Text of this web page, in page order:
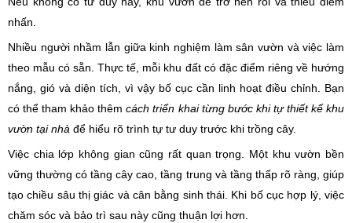
nhấn.
Nhiều người nhầm lẫn giữa kinh nghiệm làm sân vườn và việc làm
theo mẫu có sẵn. Thực tế, mỗi khu đất có đặc điểm riêng về hướng
nắng, gió và diện tích, vì vậy bố cục cần linh hoạt điều chỉnh. Bạn
có thể tham khảo thêmcách triển khai từng bước khi tự thiết kế khu
vườn tại nhà để hiểu rõ trình tự tư duy trước khi trồng cây.
Việc chia lớp không gian cũng rất quan trọng. Một khu vườn bền
vững thường có tầng cây cao, tầng trung và tầng thấp rõ ràng, giúp
tạo chiều sâu thị giác và cân bằng sinh thái. Khi bố cục hợp lý, việc
chăm sóc và bảo trì sau này cũng thuận lợi hơn.